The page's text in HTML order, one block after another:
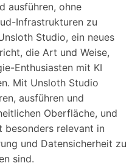
ausführen, ohne
Infrastrukturen zu
Studio, ein neues
die Art und Weise,
Enthusiasten mit KI
Mit Unsloth Studio
ausführen und
Oberfläche, und
besonders relevant in
und Datensicherheit zu
sind.